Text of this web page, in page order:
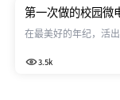
中的那种航拍镜头视
经周折，16年买了第一
精灵3A，刚买回来不
第一次做的校园微
在当下》 水平有限
了！
在最美好的年纪，活
3.5k